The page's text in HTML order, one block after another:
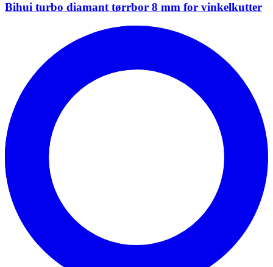
Bihui turbo diamant tørrbor 8 mm for vinkelkutter